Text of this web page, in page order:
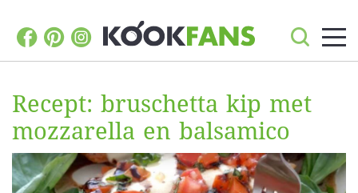
Recept: bruschetta kip met
mozzarella en balsamico